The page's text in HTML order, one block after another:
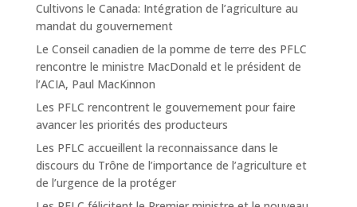
Cultivons le Canada: Intégration de l’agriculture au
mandat du gouvernement
Le Conseil canadien de la pomme de terre des PFLC
rencontre le ministre MacDonald et le président de
l’ACIA, Paul MacKinnon
Les PFLC rencontrent le gouvernement pour faire
avancer les priorités des producteurs
Les PFLC accueillent la reconnaissance dans le
discours du Trône de l’importance de l’agriculture et
de l’urgence de la protéger